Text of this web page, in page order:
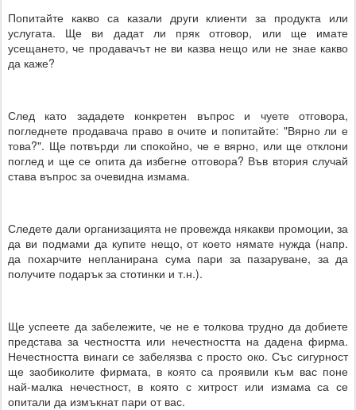
Попитайте какво са казали други клиенти за продукта или
услугата. Ще ви дадат ли пряк отговор, или ще имате
усещането, че продавачът не ви казва нещо или не знае какво
да каже?
След като зададете конкретен въпрос и чуете отговора,
погледнете продавача право в очите и попитайте: "Вярно ли е
това?". Ще потвърди ли спокойно, че е вярно, или ще отклони
поглед и ще се опита да избегне отговора? Във втория случай
става въпрос за очевидна измама.
Следете дали организацията не провежда някакви промоции, за
да ви подмами да купите нещо, от което нямате нужда (напр.
да похарчите непланирана сума пари за пазаруване, за да
получите подарък за стотинки и т.н.).
Ще успеете да забележите, че не е толкова трудно да добиете
представа за честността или нечестността на дадена фирма.
Нечестността винаги се забелязва с просто око. Със сигурност
ще заобиколите фирмата, в която са проявили към вас поне
най-малка нечестност, в която с хитрост или измама са се
опитали да измъкнат пари от вас.